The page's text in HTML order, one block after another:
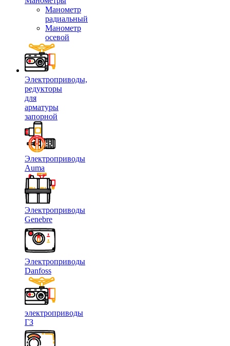
Манометр
радиальный
Манометр
осевой
Электроприводы,
редукторы
для
арматуры
запорной
Электроприводы
Auma
Электроприводы
Genebre
Электроприводы
Danfoss
электроприводы
ГЗ